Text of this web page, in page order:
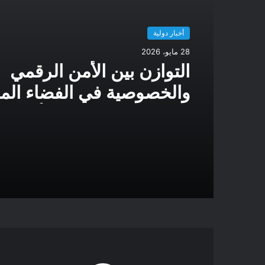
أخبار دولية
28 مايو، 2026
التوازن بين الأمن الرقمي
والخصوصية في الفضاء